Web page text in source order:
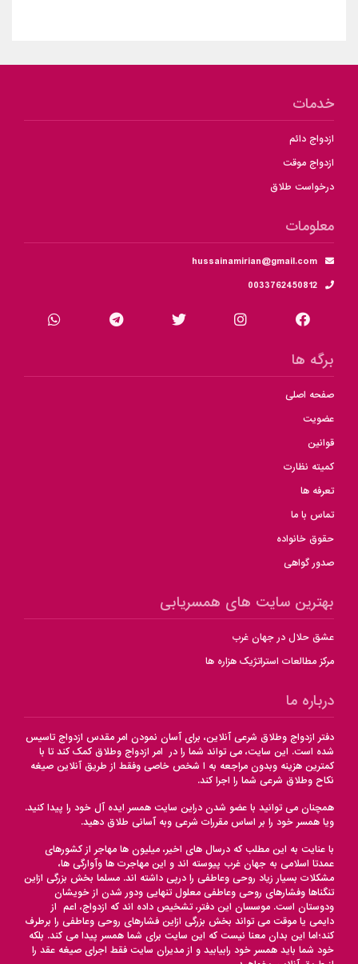
خدمات
ازدواج دائم
ازدواج موقت
درخواست طلاق
معلومات
hussainamirian@gmail.com
0033762450812
برگه ها
صفحه اصلی
عضویت
قوانین
کمیته نظارت
تعرفه ها
تماس با ما
حقوق خانواده
صدور گواهی
بهترین سایت های همسریابی
عشق حلال در جهان غرب
مرکز مطالعات استراتژیک هزاره ها
درباره ما
دفتر ازدواج وطلاق شرعی آنلاین، برای آسان نمودن امر مقدس ازدواج تاسیس
شده است. این سایت، می تواند شما را در امر ازدواج وطلاق کمک کند تا با
کمترین هزینه وبدون مراجعه به ا شخص خاصی وفقط از طریق آنلاین صیغه
نکاح وطلاق شرعی شما را اجرا کند.
همچنان می توانید با عضو شدن دراین سایت همسر ایده آل خود را پیدا کنید.
ویا همسر خود را بر اساس مقررات شرعی وبه آسانی طلاق دهید.
با عنایت به این مطلب که درسال های اخیر، میلیون ها مهاجر از کشورهای
عمدتا اسلامی به جهان غرب پیوسته اند و این مهاجرت ها وآوارگی ها،
مشکلات بسیار زیاد روحی وعاطفی را درپی داشته اند. مسلما بخش بزرگی ازاین
تنگناها وفشارهای روحی وعاطفی معلول تنهایی ودور شدن از خویشان
ودوستان است. موسسان این دفتر، تشخیص داده اند که ازدواج، اعم از
دایمی یا موقت می تواند بخش بزرگی ازاین فشارهای روحی وعاطفی را برطرف
کند؛اما این بدان معنا نیست که این سایت برای شما همسر پیدا می کند. بلکه
خود شما باید همسر خود رابیابید و از مدیران سایت فقط اجرای صیغه عقد را